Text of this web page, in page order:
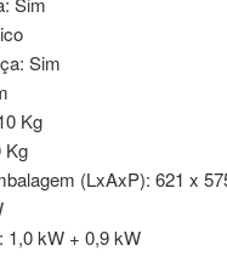
Sim
Kg
Kg
(LxAxP): 621 x
1,0 kW + 0,9 kW